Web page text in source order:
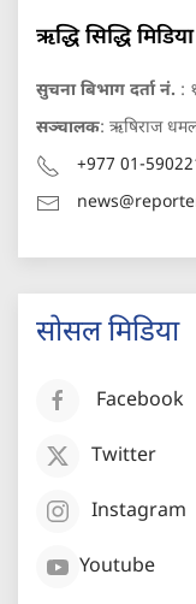
ऋद्धि सिद्धि मिडिया
सुचना बिभाग दर्ता नं. :
सञ्चालक: ऋषिराज
+977 01-
सोसल मिडिया
Facebook
Twitter
Instagram
Youtube